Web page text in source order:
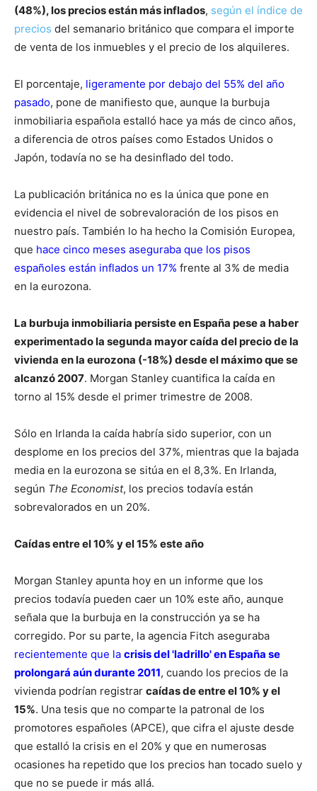
(48%), los precios están más inflados, según el índice de
precios del semanario británico que compara el importe
de venta de los inmuebles y el precio de los alquileres.
El porcentaje, ligeramente por debajo del 55% del año
pasado, pone de manifiesto que, aunque la burbuja
inmobiliaria española estalló hace ya más de cinco años,
a diferencia de otros países como Estados Unidos o
Japón, todavía no se ha desinflado del todo.
La publicación británica no es la única que pone en
evidencia el nivel de sobrevaloración de los pisos en
nuestro país. También lo ha hecho la Comisión Europea,
que hace cinco meses aseguraba que los pisos
españoles están inflados un 17% frente al 3% de media
en la eurozona.
La burbuja inmobiliaria persiste en España pese a haber
experimentado la segunda mayor caída del precio de la
vivienda en la eurozona (-18%) desde el máximo que se
alcanzó 2007. Morgan Stanley cuantifica la caída en
torno al 15% desde el primer trimestre de 2008.
Sólo en Irlanda la caída habría sido superior, con un
desplome en los precios del 37%, mientras que la bajada
media en la eurozona se sitúa en el 8,3%. En Irlanda,
según The Economist, los precios todavía están
sobrevalorados en un 20%.
Caídas entre el 10% y el 15% este año
Morgan Stanley apunta hoy en un informe que los
precios todavía pueden caer un 10% este año, aunque
señala que la burbuja en la construcción ya se ha
corregido. Por su parte, la agencia Fitch aseguraba
recientemente que la crisis del 'ladrillo' en España se
prolongará aún durante 2011, cuando los precios de la
vivienda podrían registrar caídas de entre el 10% y el
15%. Una tesis que no comparte la patronal de los
promotores españoles (APCE), que cifra el ajuste desde
que estalló la crisis en el 20% y que en numerosas
ocasiones ha repetido que los precios han tocado suelo y
que no se puede ir más allá.